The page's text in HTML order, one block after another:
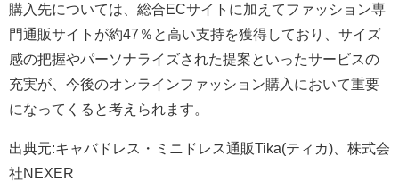
購入先については、総合ECサイトに加えてファッション専
門通販サイトが約47％と高い支持を獲得しており、サイズ
感の把握やパーソナライズされた提案といったサービスの
充実が、今後のオンラインファッション購入において重要
になってくると考えられます。
出典元:キャバドレス・ミニドレス通販Tika(ティカ)、株式会
社NEXER